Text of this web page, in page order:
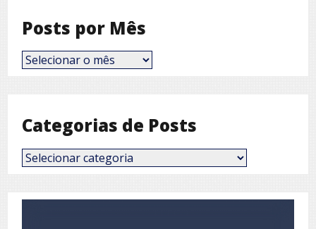
Posts por Mês
Posts
por
Categorias de Posts
Categorias
de